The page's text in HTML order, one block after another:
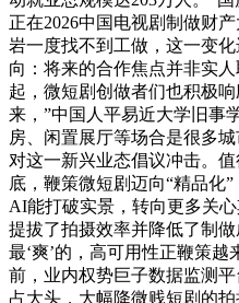
正在2026中国电视剧制做财
岩一度找不到工做，这一变
向：将来的合作焦点并非实
起，微短剧创做者们也积极
来，”中国人平易近大学旧事
房、闲置展厅等场合是很多
对这一新兴业态倡议冲击。
底，鞭策微短剧迈向“精品化
AI能打破实景，转向更多关
提拔了拍摄效率并降低了制
最‘爽’的，高可用性正鞭策
前，业内权势巨子数据监测平
占大头，大幅降微贱短剧的